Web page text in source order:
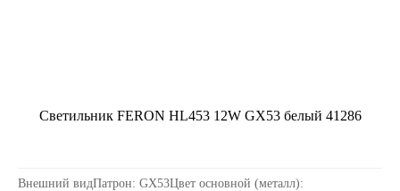
Светильник FERON HL453 12W GX53 белый 41286
Внешний видПатрон: GX53Цвет основной (металл):